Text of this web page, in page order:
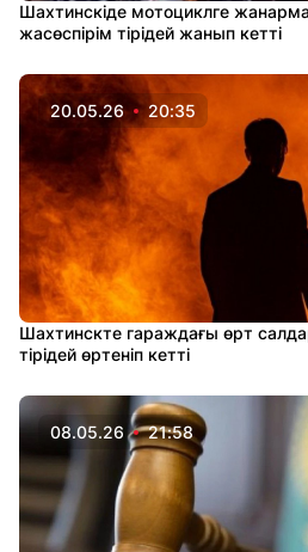
Шахтинскіде мотоциклге
жасөспірім тірідей жанып кетті
20.05.26 20:35
Шахтинскте гараждағы өрт
тірідей өртеніп кетті
08.05.26 21:58